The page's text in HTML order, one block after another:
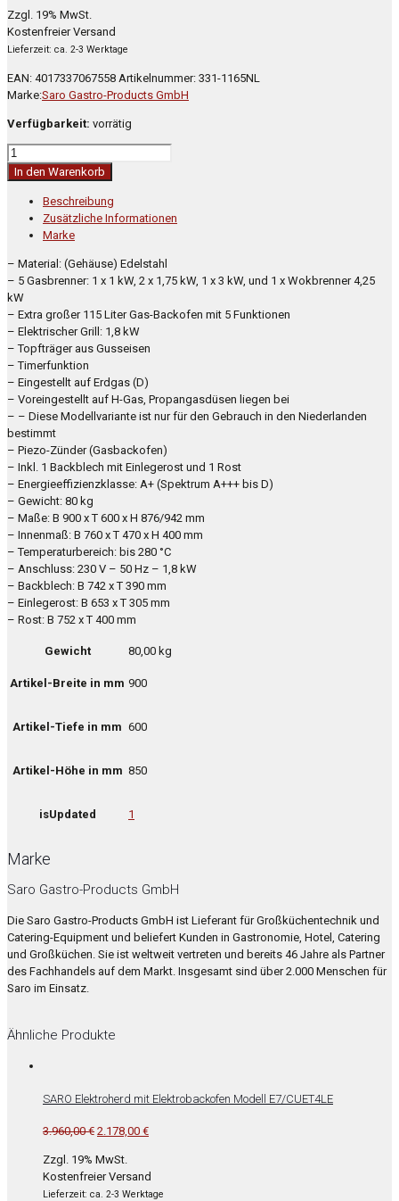
1.750,00 €
war:
1.750,00 €962,00 €.
Zzgl. 19% MwSt.
Kostenfreier Versand
Lieferzeit: ca. 2-3 Werktage
EAN: 4017337067558 Artikelnummer: 331-1165NL
Marke:Saro Gastro-Products GmbH
Verfügbarkeit: vorrätig
SARO
Multifunktionsherd
Gas/Gas
Modell
TS95C71X
Menge
In den Warenkorb
Beschreibung
Zusätzliche Informationen
Marke
– Material: (Gehäuse) Edelstahl
– 5 Gasbrenner: 1 x 1 kW, 2 x 1,75 kW, 1 x 3 kW, und 1 x Wokbrenner 4,25
kW
– Extra großer 115 Liter Gas-Backofen mit 5 Funktionen
– Elektrischer Grill: 1,8 kW
– Topfträger aus Gusseisen
– Timerfunktion
– Eingestellt auf Erdgas (D)
– Voreingestellt auf H-Gas, Propangasdüsen liegen bei
– – Diese Modellvariante ist nur für den Gebrauch in den Niederlanden
bestimmt
– Piezo-Zünder (Gasbackofen)
– Inkl. 1 Backblech mit Einlegerost und 1 Rost
– Energieeffizienzklasse: A+ (Spektrum A+++ bis D)
– Gewicht: 80 kg
– Maße: B 900 x T 600 x H 876/942 mm
– Innenmaß: B 760 x T 470 x H 400 mm
– Temperaturbereich: bis 280 °C
– Anschluss: 230 V – 50 Hz – 1,8 kW
– Backblech: B 742 x T 390 mm
– Einlegerost: B 653 x T 305 mm
– Rost: B 752 x T 400 mm
Gewicht 80,00 kg
Artikel-Breite in mm 900
Artikel-Tiefe in mm 600
Artikel-Höhe in mm 850
isUpdated 1
Marke
Saro Gastro-Products GmbH
Die Saro Gastro-Products GmbH ist Lieferant für Großküchentechnik und
Catering-Equipment und beliefert Kunden in Gastronomie, Hotel, Catering
und Großküchen. Sie ist weltweit vertreten und bereits 46 Jahre als Partner
des Fachhandels auf dem Markt. Insgesamt sind über 2.000 Menschen für
Saro im Einsatz.
Ähnliche Produkte
SARO Elektroherd mit Elektrobackofen Modell E7/CUET4LE
3.960,00€ Ursprünglicher
war:
3.960,00 €
2.178,00 €Aktueller
2.178,00 €.
Zzgl. 19% MwSt.
Kostenfreier Versand
Lieferzeit: ca. 2-3 Werktage